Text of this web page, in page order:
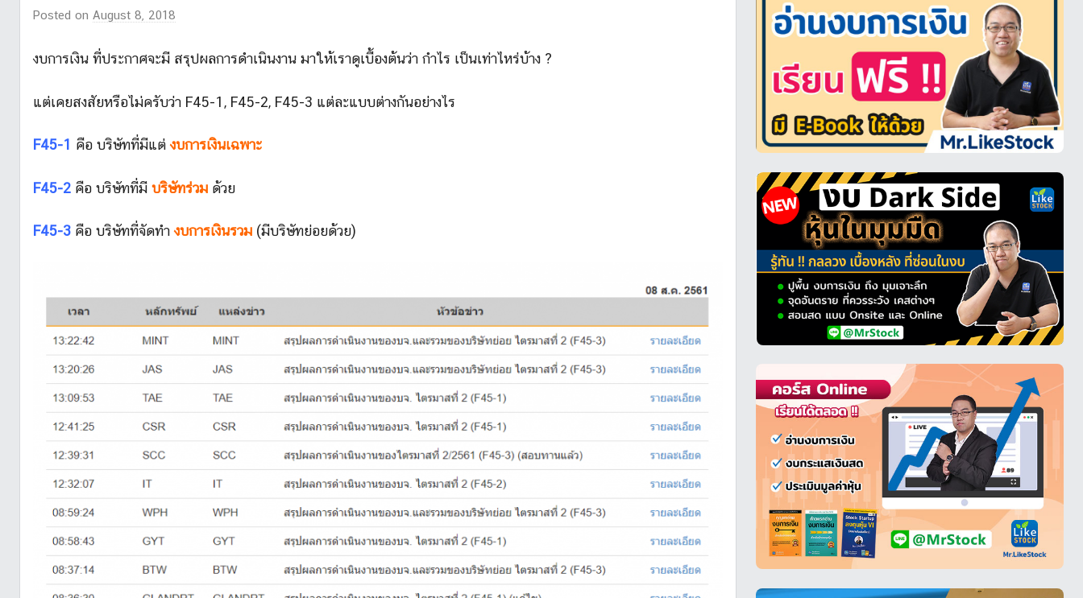
Posted on August 8, 2018
M
.
i
e
t
งบการเงิน ที่ประกาศจะมี สรุปผลการดำเนินงาน มาให้เราดูเบื้องต้นว่า กำไร เป็นเท่าไหร่บ้าง ?
แต่เคยสงสัยหรือไม่ครับว่า F45-1, F45-2, F45-3 แต่ละแบบต่างกันอย่างไร
F45-1 คือ บริษัทที่มีแต่งบการเงินเฉพาะ
F45-2 คือ บริษัทที่มี บริษัทร่วม ด้วย
F45-3 คือ บริษัทที่จัดทำงบการเงินรวม (มีบริษัทย่อยด้วย)